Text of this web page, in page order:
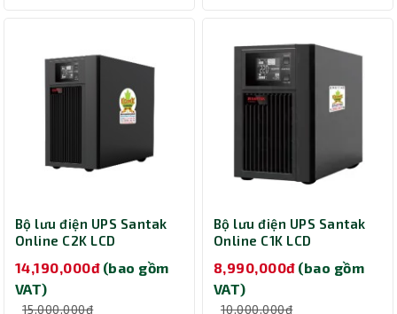
Bộ lưu điện UPS Santak
Online C2K LCD
14,190,000đ (bao gồm
VAT)
15,000,000đ
Bộ lưu điện UPS Santak
Online C1K LCD
8,990,000đ (bao gồm
VAT)
10,000,000đ